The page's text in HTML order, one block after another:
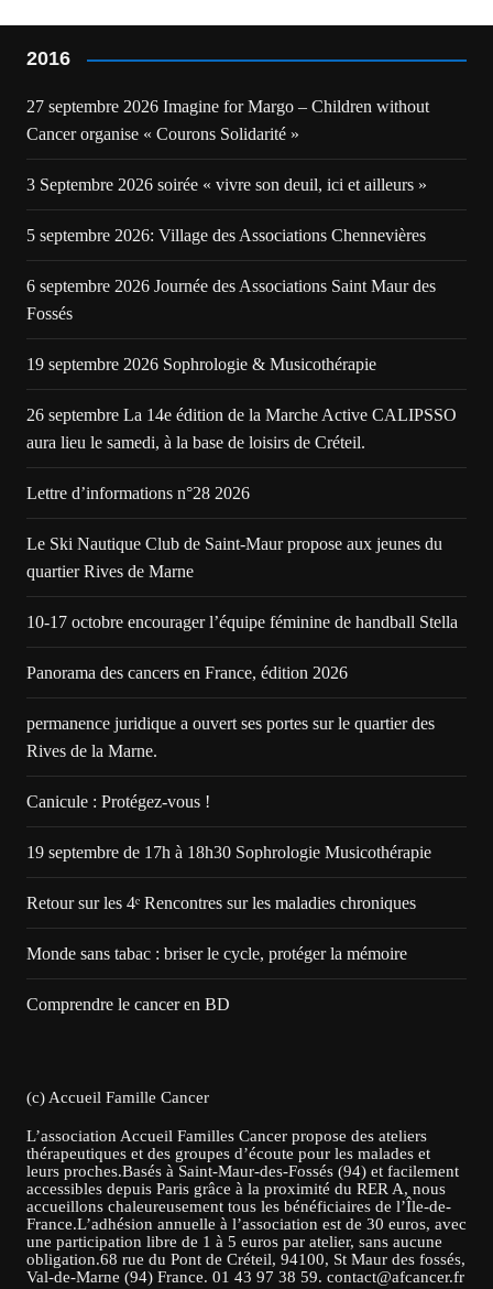
2016
27 septembre 2026 Imagine for Margo – Children without
Cancer organise « Courons Solidarité »
3 Septembre 2026 soirée « vivre son deuil, ici et ailleurs »
5 septembre 2026: Village des Associations Chennevières
6 septembre 2026 Journée des Associations Saint Maur des
Fossés
19 septembre 2026 Sophrologie & Musicothérapie
26 septembre La 14e édition de la Marche Active CALIPSSO
aura lieu le samedi, à la base de loisirs de Créteil.
Lettre d’informations n°28 2026
Le Ski Nautique Club de Saint-Maur propose aux jeunes du
quartier Rives de Marne
10-17 octobre encourager l’équipe féminine de handball Stella
Panorama des cancers en France, édition 2026
permanence juridique a ouvert ses portes sur le quartier des
Rives de la Marne.
Canicule : Protégez-vous !
19 septembre de 17h à 18h30 Sophrologie Musicothérapie
Retour sur les 4ᵉ Rencontres sur les maladies chroniques
Monde sans tabac : briser le cycle, protéger la mémoire
Comprendre le cancer en BD
(c) Accueil Famille Cancer
L’association Accueil Familles Cancer propose des ateliers
thérapeutiques et des groupes d’écoute pour les malades et
leurs proches.Basés à Saint-Maur-des-Fossés (94) et facilement
accessibles depuis Paris grâce à la proximité du RER A, nous
accueillons chaleureusement tous les bénéficiaires de l’Île-de-
France.L’adhésion annuelle à l’association est de 30 euros, avec
une participation libre de 1 à 5 euros par atelier, sans aucune
obligation.68 rue du Pont de Créteil, 94100, St Maur des fossés,
Val-de-Marne (94) France. 01 43 97 38 59. contact@afcancer.fr